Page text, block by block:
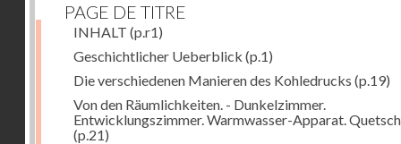
PAGE DE TITRE
INHALT (p.r1)
Geschichtlicher Ueberblick (p.1)
Die verschiedenen Manieren des Kohledrucks (p.19)
Von den Räumlichkeiten. - Dunkelzimmer.
Entwicklungszimmer. Warmwasser-Apparat.
(p.21)